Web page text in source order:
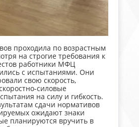
проходила по возрастным
на строгие требования к
работники МФЦ
с испытаниями. Они
свою скорость,
силовые
на силу и гибкость.
сдачи нормативов
ожидают знаки
планируются вручить в